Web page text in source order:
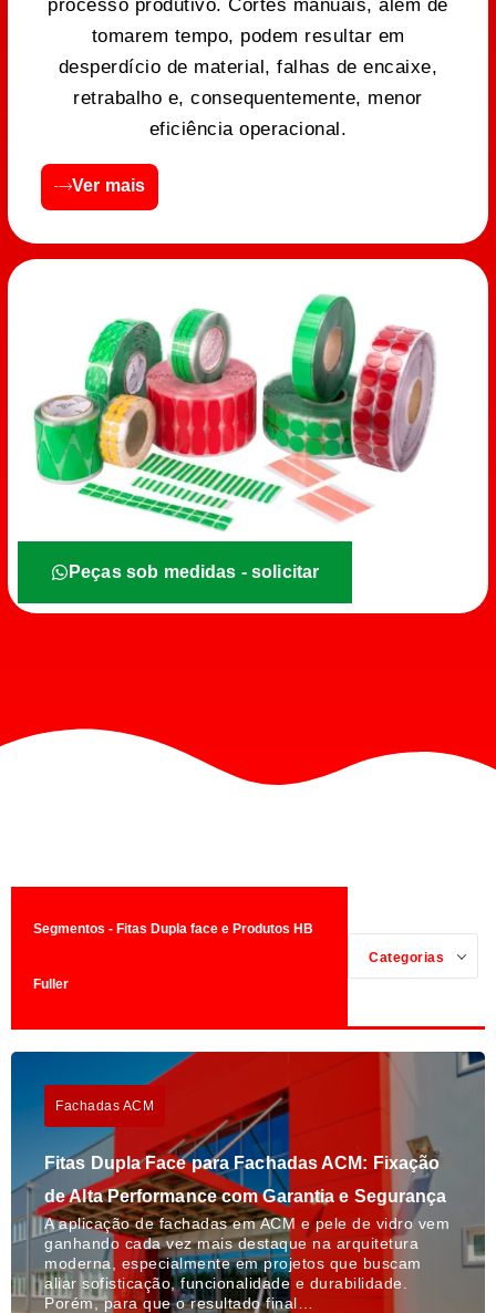
processo produtivo. Cortes manuais, além de
tomarem tempo, podem resultar em
desperdício de material, falhas de encaixe,
retrabalho e, consequentemente, menor
eficiência operacional.
Ver mais
Peças sob medidas - solicitar
Segmentos - Fitas Dupla face e Produtos HB
Fuller
Categorias
Fachadas ACM
Fitas Dupla Face para Fachadas ACM: Fixação
de Alta Performance com Garantia e Segurança
A aplicação de fachadas em ACM e pele de vidro vem
ganhando cada vez mais destaque na arquitetura
moderna, especialmente em projetos que buscam
aliar sofisticação, funcionalidade e durabilidade.
Porém, para que o resultado final…